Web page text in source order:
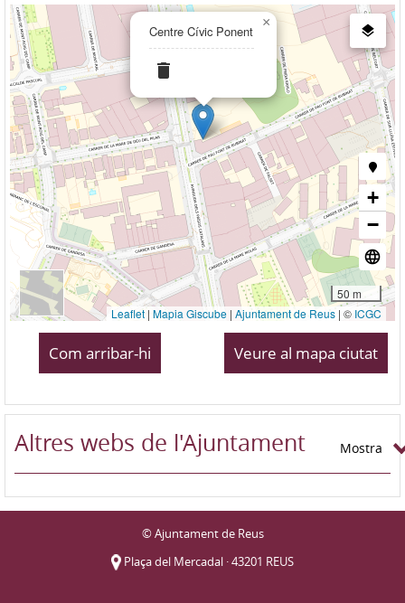
Com arribar-hi Veure al mapa ciutat
Altres webs de l'Ajuntament Mostra
© Ajuntament de Reus
Plaça del Mercadal · 43201 REUS